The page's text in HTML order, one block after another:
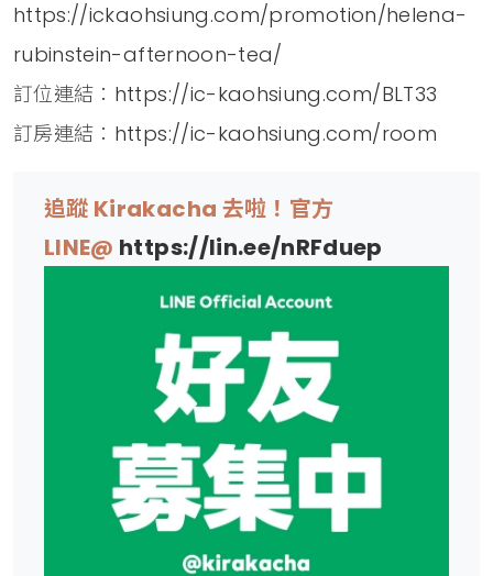
https://ickaohsiung.com/promotion/helena-
rubinstein-afternoon-tea/
訂位連結： https://ic-kaohsiung.com/BLT33
訂房連結： https://ic-kaohsiung.com/room
追蹤 Kirakacha 去啦！官方
LINE@ https://lin.ee/nRFduep